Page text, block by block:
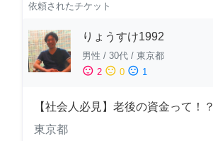
依頼されたチケット
りょうすけ1992
男性 / 30代 / 東京都
sentiment_satisfied 2 sentiment_neutral 0 sentiment_dissatisfied 1
【社会人必見】老後の資金って！？
東京都